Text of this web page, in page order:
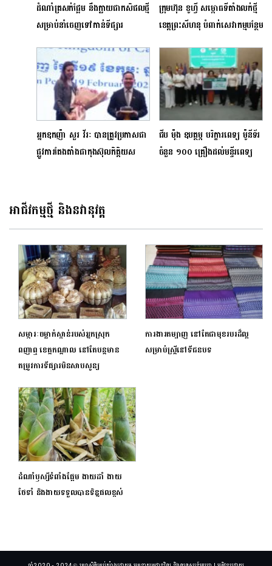
ដំណាំត្រសក់ផ្អែម នឹងក្លាយជាកសិផលថ្មី
សម្រាប់នាំចេញទៅកាន់ទីផ្សារ
ក្រុមហ៊ុន ខូហ្វី សម្ពោធទីតាំងលក់ថ្មី
ខេត្តព្រះសីហនុ បំពាក់សេវាកម្មបន្ថែម
ថែទាំជុសជុលម៉ាស៊ីនកាហ្វេ
អ្នកឧកញ៉ា សួរ វីរៈ បានត្រូវប្រកាសជា
ផ្លូវការតែងតាំងជាកុងស៊ុលកិត្តិយស
ជីប ម៉ុង ឧបត្ថម្ភ បរិក្ខារពេទ្យ ម៉ូនីទ័រ
ចំនួន ១០០ គ្រឿងដល់មន្ទីរពេទ្យ
អាជីវកម្មថ្មី និងនវានុវត្ត
សម្ភារៈចម្លាក់ស្ពាន់របស់អ្នកស្រុក
ពញាឮ ខេត្តកណ្តាល នៅតែបន្តមាន
តម្រូវការទីផ្សារមិនសាបសូន្យ
ការងារតម្បាញ នៅតែជាមុខរបរដ៏ល្អ
សម្រាប់ស្ត្រីនៅទីជនបទ
ដំណាំឫស្សីទំពាំងផ្អែម ងាយដាំ ងាយ
ថែទាំ និងងាយទទួលបានទិន្នផលខ្ពស់